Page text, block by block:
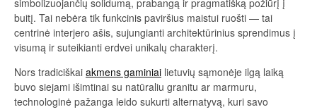
simbolizuojančių solidumą, prabangą ir pragmatišką požiūrį į
buitį. Tai nebėra tik funkcinis paviršius maistui ruošti — tai
centrinė interjero ašis, sujungianti architektūrinius sprendimus į
visumą ir suteikianti erdvei unikalų charakterį.
Nors tradiciškai akmens gaminiai lietuvių sąmonėje ilgą laiką
buvo siejami išimtinai su natūraliu granitu ar marmuru,
technologinė pažanga leido sukurti alternatyvą, kuri savo